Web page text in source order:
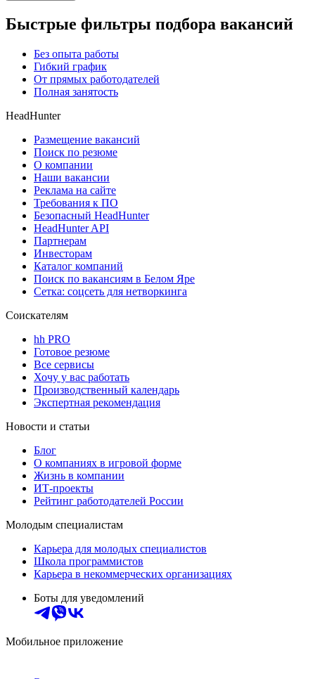
Быстрые фильтры подбора вакансий
Без опыта работы
Гибкий график
От прямых работодателей
Полная занятость
HeadHunter
Размещение вакансий
Поиск по резюме
О компании
Наши вакансии
Реклама на сайте
Требования к ПО
Безопасный HeadHunter
HeadHunter API
Партнерам
Инвесторам
Каталог компаний
Поиск по вакансиям в Белом Яре
Сетка: соцсеть для нетворкинга
Соискателям
hh PRO
Готовое резюме
Все сервисы
Хочу у вас работать
Производственный календарь
Экспертная рекомендация
Новости и статьи
Блог
О компаниях в игровой форме
Жизнь в компании
ИТ-проекты
Рейтинг работодателей России
Молодым специалистам
Карьера для молодых специалистов
Школа программистов
Карьера в некоммерческих организациях
Боты для уведомлений
Мобильное приложение